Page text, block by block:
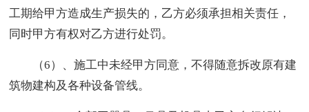
工期给甲方造成生产损失的，乙方必须承担相关责任，
同时甲方有权对乙方进行处罚。
（6）、施工中未经甲方同意，不得随意拆改原有建
筑物建构及各种设备管线。